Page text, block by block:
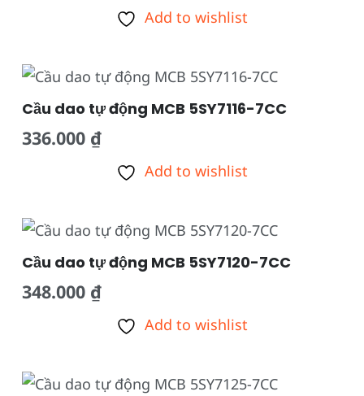
Add to wishlist
Cầu dao tự động MCB 5SY7116-7CC
336.000 ₫
Add to wishlist
Cầu dao tự động MCB 5SY7120-7CC
348.000 ₫
Add to wishlist